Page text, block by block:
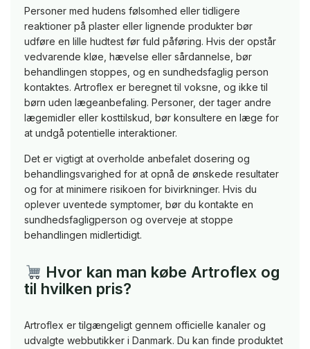
Personer med hudens følsomhed eller tidligere
reaktioner på plaster eller lignende produkter bør
udføre en lille hudtest før fuld påføring. Hvis der opstår
vedvarende kløe, hævelse eller sårdannelse, bør
behandlingen stoppes, og en sundhedsfaglig person
kontaktes. Artroflex er beregnet til voksne, og ikke til
børn uden lægeanbefaling. Personer, der tager andre
lægemidler eller kosttilskud, bør konsultere en læge for
at undgå potentielle interaktioner.
Det er vigtigt at overholde anbefalet dosering og
behandlingsvarighed for at opnå de ønskede resultater
og for at minimere risikoen for bivirkninger. Hvis du
oplever uventede symptomer, bør du kontakte en
sundhedsfagligperson og overveje at stoppe
behandlingen midlertidigt.
Hvor kan man købe Artroflex og
til hvilken pris?
Artroflex er tilgængeligt gennem officielle kanaler og
udvalgte webbutikker i Danmark. Du kan finde produktet